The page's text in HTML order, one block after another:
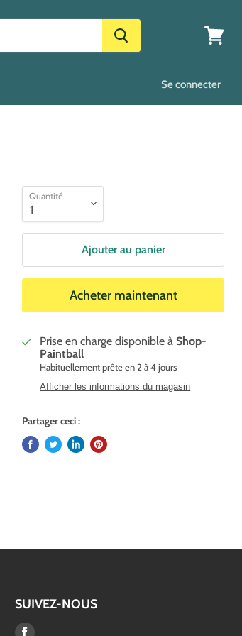
Se connecter
Quantité
Ajouter au panier
Acheter maintenant
Prise en charge disponible àShop-
Paintball
Habituellement prête en 2 à 4 jours
Afficher les informations du magasin
Partager ceci :
SUIVEZ-NOUS
Trouvez-